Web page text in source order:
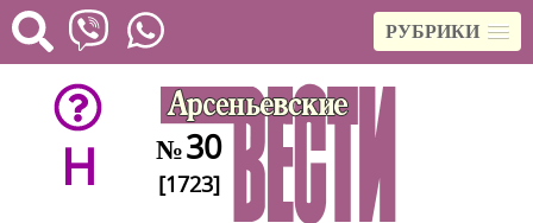
РУБРИКИ
H №30
[1723]